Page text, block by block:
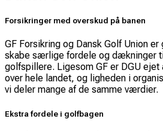
Forsikringer med overskud på banen
GF Forsikring og Dansk Golf Union
skabe særlige fordele og dækninger
golfspillere. Ligesom GF er DGU
over hele landet, og ligheden i
vi deler mange af de samme værdier.
Ekstra fordele i golfbagen